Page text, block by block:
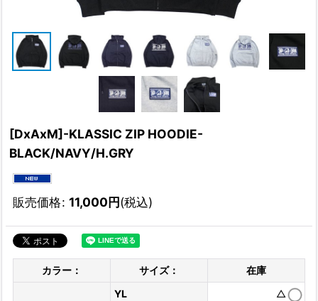
[DxAxM]-KLASSIC ZIP HOODIE-
BLACK/NAVY/H.GRY
販売価格: 11,000円(税込)
カラー： サイズ： 在庫
YL
△